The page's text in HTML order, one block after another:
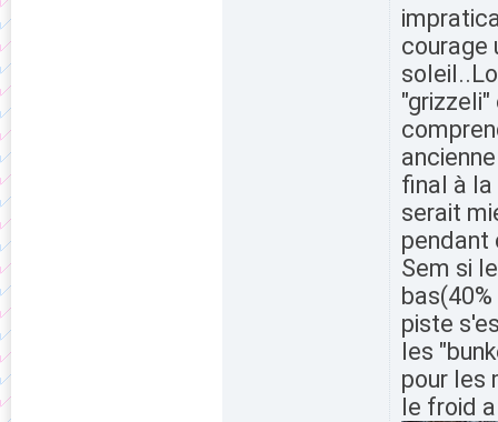
courage
final à la
serait
pendant
Sem si
piste
les
pour les
le froid